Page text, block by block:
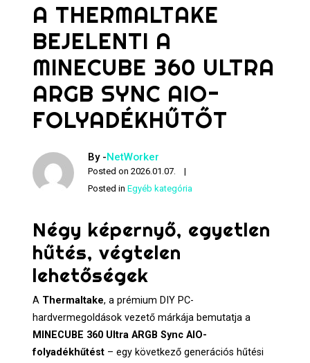
A THERMALTAKE
BEJELENTI A
MINECUBE 360 ULTRA
ARGB SYNC AIO-
FOLYADÉKHŰTŐT
By -NetWorker
Posted on2026.01.07.
Posted inEgyéb kategória
Négy képernyő, egyetlen
hűtés, végtelen
lehetőségek
A Thermaltake, a prémium DIY PC-
hardvermegoldások vezető márkája bemutatja a
MINECUBE 360 Ultra ARGB Sync AIO-
folyadékhűtést – egy következő generációs hűtési